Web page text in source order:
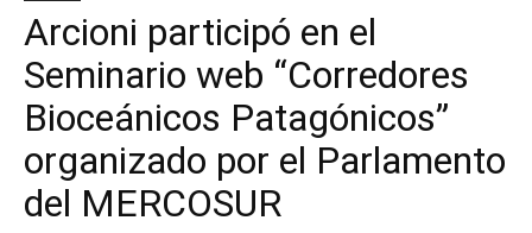
Arcioni participó en el
Seminario web “Corredores
Bioceánicos Patagónicos”
organizado por el Parlamento
del MERCOSUR